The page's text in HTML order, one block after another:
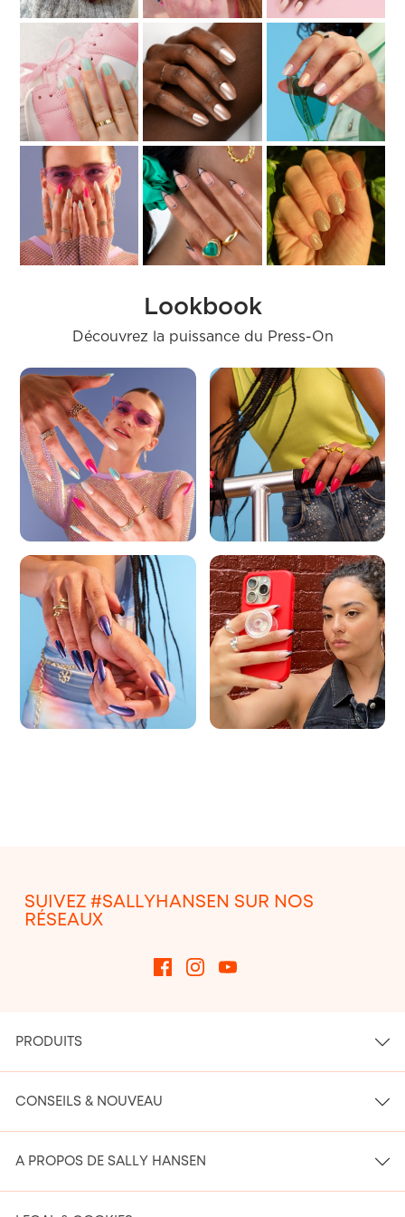
Lookbook
Découvrez la puissance du Press-On
SUIVEZ #SALLYHANSEN SUR NOS
RÉSEAUX
PRODUITS
CONSEILS & NOUVEAU
A PROPOS DE SALLY HANSEN